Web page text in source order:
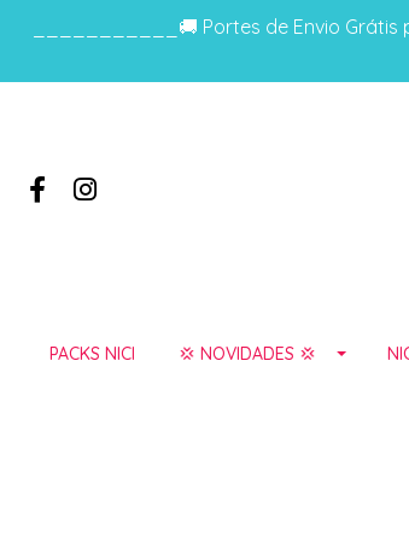
___________🚚 Portes de Envio
PACKS NICI 💢 NOVIDADES 💢